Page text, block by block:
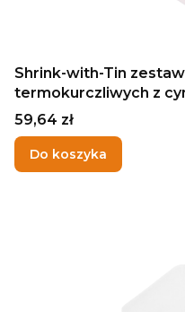
Shrink-with-Tin
termokurczliwych z
ORNO
Cena
59,64 zł
Do koszyka